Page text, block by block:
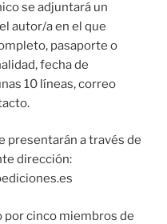
se adjuntará un
autor/a en el que
pasaporte o
fecha de
10 líneas, correo
presentarán a través de
dirección:
por cinco miembros de